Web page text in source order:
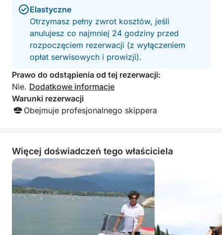
Elastyczne
Otrzymasz pełny zwrot kosztów, jeśli
anulujesz co najmniej 24 godziny przed
rozpoczęciem rezerwacji (z wyłączeniem
opłat serwisowych i prowizji).
Prawo do odstąpienia od tej rezerwacji:
Nie. Dodatkowe informacje
Warunki rezerwacji
Obejmuje profesjonalnego skippera
Więcej doświadczeń tego właściciela